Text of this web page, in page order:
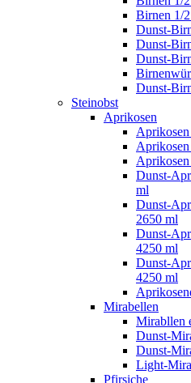
Birnen 1/
Dunst-
Dunst-
Dunst-
Dunst-
Steinobst
Aprikosen
Dunst-
ml
Dunst-
2650 ml
Dunst-
4250 ml
Dunst-
4250 ml
Mirabellen
Mirabllen
Dunst-
Dunst-
Light-
Pfirsiche